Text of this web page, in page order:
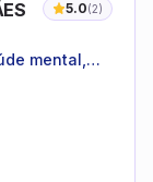
5.0(2)
mental,